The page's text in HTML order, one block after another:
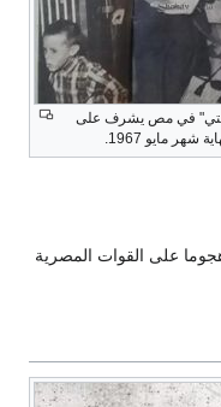
في مص يشرف على
مايو 1967.
على القوات المصرية